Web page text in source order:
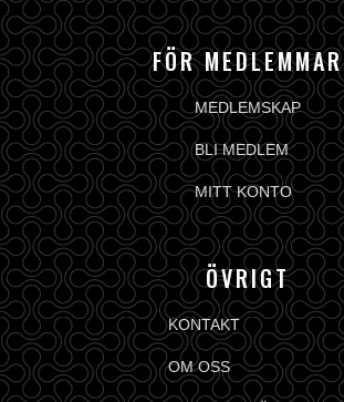
FÖR MEDLEMMAR
MEDLEMSKAP
BLI MEDLEM
MITT KONTO
ÖVRIGT
KONTAKT
OM OSS